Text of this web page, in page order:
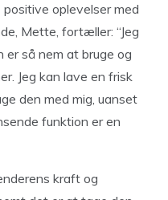
oplevelser med
Mette, fortæller: “Jeg
er så nem at bruge og
Jeg kan lave en frisk
den med mig, uanset
funktion er en
kraft og